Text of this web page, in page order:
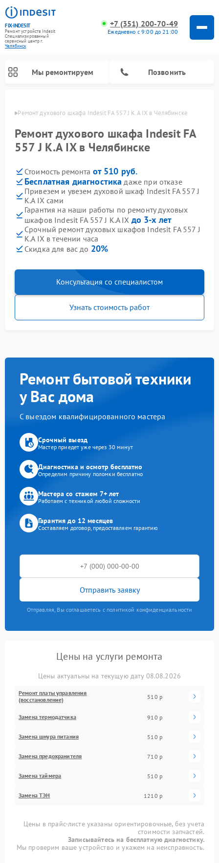
FIX-INDESIT
Ремонт устройств Indesit
Специализированный
cервисный центр г.
Челябинск
+7 (351) 200-70-49
Ежедневно с 9:00 до 21:00
Мы ремонтируем Позвонить
Ремонт духового шкафа Indesit FA 557 J K.A IX в Челябинске
Ремонт духового шкафа Indesit FA
557 J K.A IX в Челябинске
Стоимость ремонта от 510 руб.
Бесплатная диагностика даже при отказе
Привезем и увезем духовой шкаф Indesit FA 557 J
K.A IX сами
Гарантия на наши работы по ремонту духовых
шкафов Indesit FA 557 J K.A IX до 3-х лет
Срочный ремонт духовых шкафов Indesit FA 557 J
K.A IX в течении часа
Скидка для вас до 20%
Консультация со специалистом
Узнать стоимость работ
Ремонт бытовой техники
у Вас дома
С выездом квалифицированного мастера
Срочный выезд
Мастер приедет уже через 30 минут
Диагностика и осмотр бесплатно
Определим причину поломки бесплатно
Мастера со стажем 7+ лет
Работаем с техникой любой сложности
Гарантия до 12 месяцев
Составляем договор, предоставляем гарантию
Отправить заявку
Отправляя, Вы соглашаетесь с политикой конфиденциальности
Цены на услуги ремонта
Цены актуальны на текущую дату 08.08.2026
Ремонт платы управления
(восстановление)
510 р
Замена термодатчика 910 р
Замена шнура питания 510 р
Замена предохранителя 710 р
Замена таймера 510 р
Замена ТЭН 1210 р
Цены в прайс-листе указаны ориентировочные, без учета
стоимости запчастей.
Записывайтесь на бесплатную диагностику.
Мы проверим ваше устройство и укажем на неисправность.